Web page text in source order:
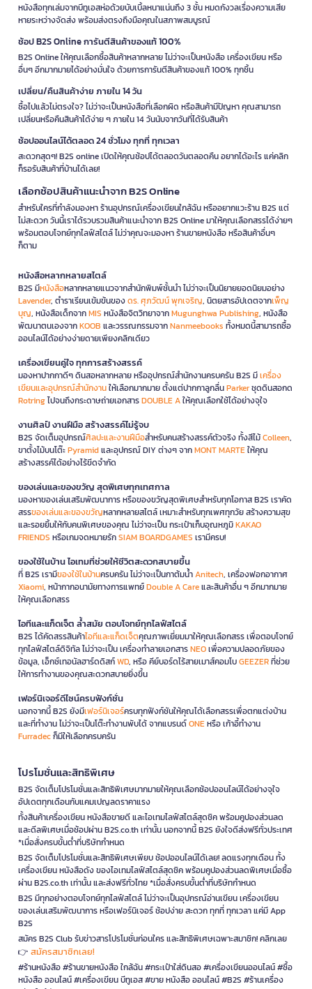
หนังสือทุกเล่มจากบีทูเอสห่อด้วยบับเบิ้ลหนาแน่นถึง 3 ชั้น หมดกังวลเรื่องความเสีย
หายระหว่างจัดส่ง พร้อมส่งตรงถึงมือคุณในสภาพสมบูรณ์
ช้อป B2S Online การันตีสินค้าของแท้ 100%
B2S Online ให้คุณเลือกซื้อสินค้าหลากหลาย ไม่ว่าจะเป็นหนังสือ เครื่องเขียน หรือ
อื่นๆ อีกมากมายได้อย่างมั่นใจ ด้วยการการันตีสินค้าของแท้ 100% ทุกชิ้น
เปลี่ยน/คืนสินค้าง่าย ภายใน 14 วัน
ซื้อไปแล้วไม่ตรงใจ? ไม่ว่าจะเป็นหนังสือที่เลือกผิด หรือสินค้ามีปัญหา คุณสามารถ
เปลี่ยนหรือคืนสินค้าได้ง่าย ๆ ภายใน 14 วันนับจากวันที่ได้รับสินค้า
ช้อปออนไลน์ได้ตลอด 24 ชั่วโมง ทุกที่ ทุกเวลา
สะดวกสุดๆ! B2S online เปิดให้คุณช้อปได้ตลอดวันตลอดคืน อยากได้อะไร แค่คลิก
ก็รอรับสินค้าที่บ้านได้เลย!
เลือกช้อปสินค้าแนะนำจาก B2S Online
สำหรับใครที่กำลังมองหา ร้านอุปกรณ์เครื่องเขียนใกล้ฉัน หรืออยากแวะร้าน B2S แต่
ไม่สะดวก วันนี้เราได้รวบรวมสินค้าแนะนำจาก B2S Online มาให้คุณเลือกสรรได้ง่ายๆ
พร้อมตอบโจทย์ทุกไลฟ์สไตล์ ไม่ว่าคุณจะมองหา ร้านขายหนังสือ หรือสินค้าอื่นๆ
ก็ตาม
หนังสือหลากหลายสไตล์
B2S มีหนังสือหลากหลายแนวจากสำนักพิมพ์ชั้นนำ ไม่ว่าจะเป็นนิยายยอดนิยมอย่าง
Lavender, ตำราเรียนเข้มข้นของดร. ศุภวัฒน์ พุกเจริญ, นิตยสารอัปเดตจากเพ็ญ
บุญ, หนังสือเด็กจากMIS หนังสือจิตวิทยาจากMugunghwa Publishing, หนังสือ
พัฒนาตนเองจากKOOB และวรรณกรรมจากNanmeebooks ทั้งหมดนี้สามารถซื้อ
ออนไลน์ได้อย่างง่ายดายเพียงคลิกเดียว
เครื่องเขียนคู่ใจ ทุกการสร้างสรรค์
มองหาปากกาดีๆ ดินสอหลากหลาย หรืออุปกรณ์สำนักงานครบครัน B2S มีเครื่อง
เขียนและอุปกรณ์สำนักงานให้เลือกมากมาย ตั้งแต่ปากกาลูกลื่นParkerชุดดินสอกด
Rotringไปจนถึงกระดาษถ่ายเอกสารDOUBLE Aให้คุณเลือกใช้ได้อย่างจุใจ
งานศิลป์ งานฝีมือ สร้างสรรค์ไม่รู้จบ
B2S จัดเต็มอุปกรณ์ศิลปะและงานฝีมือสำหรับคนสร้างสรรค์ตัวจริง ทั้งสีไม้Colleen,
ขาตั้งไม้บนโต๊ะPyramidและอุปกรณ์ DIY ต่างๆ จากMONT MARTEให้คุณ
สร้างสรรค์ได้อย่างไร้ขีดจำกัด
ของเล่นและของขวัญ สุดพิเศษทุกเทศกาล
มองหาของเล่นเสริมพัฒนาการ หรือของขวัญสุดพิเศษสำหรับทุกโอกาส B2S เราคัด
สรรของเล่นและของขวัญหลากหลายสไตล์ เหมาะสำหรับทุกเพศทุกวัย สร้างความสุข
และรอยยิ้มให้กับคนพิเศษของคุณ ไม่ว่าจะเป็น กระเป๋าเก็บอุณหภูมิKAKAO
FRIENDS หรือเกมจดหมายรักSIAM BOARDGAMES เรามีครบ!
ของใช้ในบ้าน ไอเทมที่ช่วยให้ชีวิตสะดวกสบายขึ้น
ที่ B2S เรามีของใช้ในบ้านครบครัน ไม่ว่าจะเป็นกาต้มน้ำAnitech, เครื่องฟอกอากาศ
Xiaomi, หน้ากากอนามัยทางการแพทย์Double A Careและสินค้าอื่น ๆ อีกมากมาย
ให้คุณเลือกสรร
ไอทีและแก็ดเจ็ต ล้ำสมัย ตอบโจทย์ทุกไลฟ์สไตล์
B2S ได้คัดสรรสินค้าไอทีและแก็ดเจ็ตคุณภาพเยี่ยมมาให้คุณเลือกสรร เพื่อตอบโจทย์
ทุกไลฟ์สไตล์ดิจิทัล ไม่ว่าจะเป็น เครื่องทำลายเอกสารNEOเพื่อความปลอดภัยของ
ข้อมูล, เอ็กซ์เทอนัลฮาร์ดดิสก์WD, หรือ คีย์บอร์ดไร้สายเมาส์คอมโบGEEZERที่ช่วย
ให้การทำงานของคุณสะดวกสบายยิ่งขึ้น
เฟอร์นิเจอร์ดีไซน์ครบฟังก์ชั่น
นอกจากนี้ B2S ยังมีเฟอร์นิเจอร์ครบทุกฟังก์ชันให้คุณได้เลือกสรรเพื่อตกแต่งบ้าน
และที่ทำงาน ไม่ว่าจะเป็นโต๊ะทำงานพับได้ จากแบรนด์ONEหรือ เก้าอี้ทำงาน
Furradecก็มีให้เลือกครบครัน
โปรโมชั่นและสิทธิพิเศษ
B2S จัดเต็มโปรโมชั่นและสิทธิพิเศษมากมายให้คุณเลือกช้อปออนไลน์ได้อย่างจุใจ
อัปเดตทุกเดือนกับแคมเปญลดราคาแรง
ทั้งสินค้าเครื่องเขียน หนังสือขายดี และไอเทมไลฟ์สไตล์สุดชิค พร้อมคูปองส่วนลด
และดีลพิเศษเมื่อช้อปผ่าน B2S.co.th เท่านั้น นอกจากนี้ B2S ยังใจดีส่งฟรีทั่วประเทศ
*เมื่อสั่งครบขั้นต่ำที่บริษัทกำหนด
B2S จัดเต็มโปรโมชั่นและสิทธิพิเศษเพียบ ช้อปออนไลน์ได้เลย! ลดแรงทุกเดือน ทั้ง
เครื่องเขียน หนังสือดัง ของไอเทมไลฟ์สไตล์สุดชิค พร้อมคูปองส่วนลดพิเศษเมื่อซื้อ
ผ่าน B2S.co.th เท่านั้น และส่งฟรีทั่วไทย *เมื่อสั่งครบขั้นต่ำที่บริษัทกำหนด
B2S มีทุกอย่างตอบโจทย์ทุกไลฟ์สไตล์ ไม่ว่าจะเป็นอุปกรณ์อ่านเขียน เครื่องเขียน
ของเล่นเสริมพัฒนาการ หรือเฟอร์นิเจอร์ ช้อปง่าย สะดวก ทุกที่ ทุกเวลา แค่มี App
B2S
สมัคร B2S Club รับข่าวสารโปรโมชั่นก่อนใคร และสิทธิพิเศษเฉพาะสมาชิก! คลิกเลย
👉 สมัครสมาชิกเลย!
#ร้านหนังสือ #ร้านขายหนังสือ ใกล้ฉัน #กระเป๋าใส่ดินสอ #เครื่องเขียนออนไลน์ #ซื้อ
หนังสือ ออนไลน์ #เครื่องเขียน บีทูเอส #ขาย หนังสือ ออนไลน์ #B2S #ร้านเครื่อง